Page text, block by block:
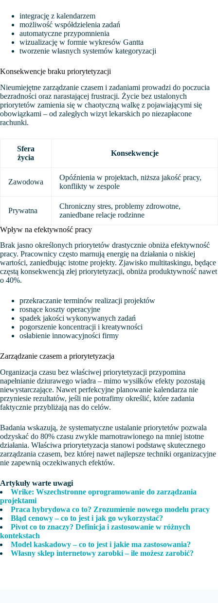
integrację z kalendarzem
możliwość współdzielenia zadań
automatyczne przypomnienia
wizualizację w formie wykresów Gantta
tworzenie własnych systemów kategoryzacji
Konsekwencje braku priorytetyzacji
Nieumiejętne zarządzanie czasem i zadaniami prowadzi do poczucia
bezradności oraz narastającej frustracji. Życie bez ustalonych
priorytetów zamienia się w chaotyczną walkę z pojawiającymi się
obowiązkami – od zaległych wizyt lekarskich po niezapłacone
rachunki.
Sfera
życia
Konsekwencje
Zawodowa
Opóźnienia w projektach, niższa jakość pracy,
konflikty w zespole
Prywatna
Chroniczny stres, problemy zdrowotne,
zaniedbane relacje rodzinne
Wpływ na efektywność pracy
Brak jasno określonych priorytetów drastycznie obniża efektywność
pracy. Pracownicy często marnują energię na działania o niskiej
wartości, zaniedbując istotne projekty. Zjawisko multitaskingu, będące
częstą konsekwencją złej priorytetyzacji, obniża produktywność nawet
o 40%.
przekraczanie terminów realizacji projektów
rosnące koszty operacyjne
spadek jakości wykonywanych zadań
pogorszenie koncentracji i kreatywności
osłabienie innowacyjności firmy
Zarządzanie czasem a priorytetyzacja
Organizacja czasu bez właściwej priorytetyzacji przypomina
napełnianie dziurawego wiadra – mimo wysiłków efekty pozostają
niewystarczające. Nawet perfekcyjne planowanie kalendarza nie
przyniesie rezultatów, jeśli nie potrafimy określić, które zadania
faktycznie przybliżają nas do celów.
Badania wskazują, że systematyczne ustalanie priorytetów pozwala
odzyskać do 80% czasu zwykle marnotrawionego na mniej istotne
działania. Właściwa priorytetyzacja stanowi podstawę skutecznego
zarządzania czasem, bez której nawet najlepsze techniki organizacyjne
nie zapewnią oczekiwanych efektów.
Artykuły warte uwagi
Wrike: Wszechstronne oprogramowanie do zarządzania
projektami
Praca hybrydowa co to? Zrozumienie nowego modelu pracy
Błąd cenowy – co to jest i jak go wykorzystać?
Pivot co to znaczy? Definicja i zastosowanie w różnych
kontekstach
Model kaskadowy – co to jest i jakie ma zastosowania?
Własny sklep internetowy zarobki – ile możesz zarobić?